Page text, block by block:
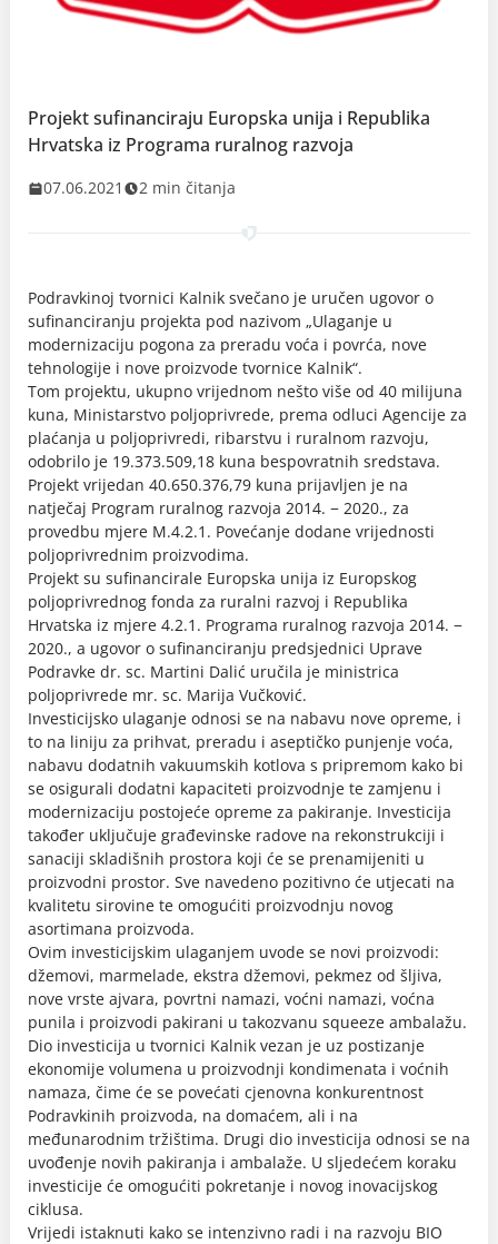
Projekt sufinanciraju Europska unija i Republika
Hrvatska iz Programa ruralnog razvoja
07.06.2021 2 min čitanja
Podravkinoj tvornici Kalnik svečano je uručen ugovor o
sufinanciranju projekta pod nazivom „Ulaganje u
modernizaciju pogona za preradu voća i povrća, nove
tehnologije i nove proizvode tvornice Kalnik“.
Tom projektu, ukupno vrijednom nešto više od 40 milijuna
kuna, Ministarstvo poljoprivrede, prema odluci Agencije za
plaćanja u poljoprivredi, ribarstvu i ruralnom razvoju,
odobrilo je 19.373.509,18 kuna bespovratnih sredstava.
Projekt vrijedan 40.650.376,79 kuna prijavljen je na
natječaj Program ruralnog razvoja 2014. − 2020., za
provedbu mjere M.4.2.1. Povećanje dodane vrijednosti
poljoprivrednim proizvodima.
Projekt su sufinancirale Europska unija iz Europskog
poljoprivrednog fonda za ruralni razvoj i Republika
Hrvatska iz mjere 4.2.1. Programa ruralnog razvoja 2014. −
2020., a ugovor o sufinanciranju predsjednici Uprave
Podravke dr. sc. Martini Dalić uručila je ministrica
poljoprivrede mr. sc. Marija Vučković.
Investicijsko ulaganje odnosi se na nabavu nove opreme, i
to na liniju za prihvat, preradu i aseptičko punjenje voća,
nabavu dodatnih vakuumskih kotlova s pripremom kako bi
se osigurali dodatni kapaciteti proizvodnje te zamjenu i
modernizaciju postojeće opreme za pakiranje. Investicija
također uključuje građevinske radove na rekonstrukciji i
sanaciji skladišnih prostora koji će se prenamijeniti u
proizvodni prostor. Sve navedeno pozitivno će utjecati na
kvalitetu sirovine te omogućiti proizvodnju novog
asortimana proizvoda.
Ovim investicijskim ulaganjem uvode se novi proizvodi:
džemovi, marmelade, ekstra džemovi, pekmez od šljiva,
nove vrste ajvara, povrtni namazi, voćni namazi, voćna
punila i proizvodi pakirani u takozvanu squeeze ambalažu.
Dio investicija u tvornici Kalnik vezan je uz postizanje
ekonomije volumena u proizvodnji kondimenata i voćnih
namaza, čime će se povećati cjenovna konkurentnost
Podravkinih proizvoda, na domaćem, ali i na
međunarodnim tržištima. Drugi dio investicija odnosi se na
uvođenje novih pakiranja i ambalaže. U sljedećem koraku
investicije će omogućiti pokretanje i novog inovacijskog
ciklusa.
Vrijedi istaknuti kako se intenzivno radi i na razvoju BIO